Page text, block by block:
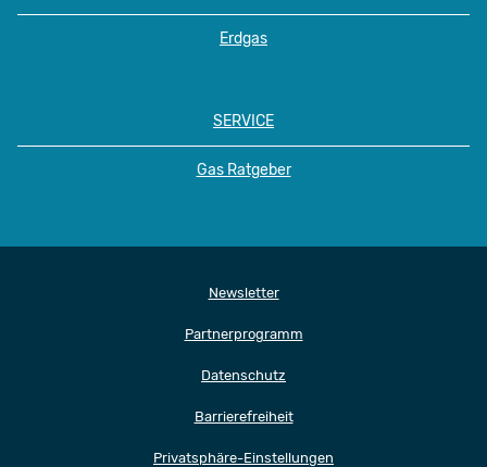
Erdgas
SERVICE
Gas Ratgeber
Newsletter
Partnerprogramm
Datenschutz
Barrierefreiheit
Privatsphäre-Einstellungen